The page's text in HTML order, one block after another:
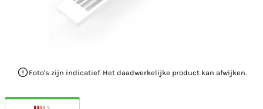
Foto's zijn indicatief. Het daadwerkelijke product kan afwijken.